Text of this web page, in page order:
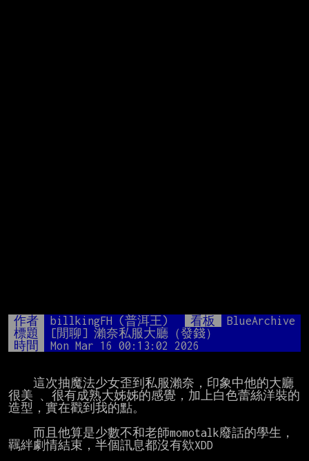
作者 billkingFH (普洱王) 看板
BlueArchive
標題
[閒聊] 瀨奈私服大廳（發錢）
時間
Mon Mar 16 00:13:02 2026
很美 、很有成熟大姊姊的感覺，加上白色蕾絲洋裝的
造型，實在戳到我的點。
羈絆劇情結束，半個訊息都沒有欸XDD